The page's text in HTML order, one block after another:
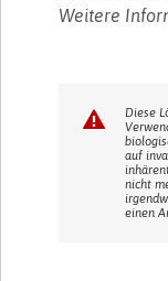
Weitere
Diese
auf
nicht
einen